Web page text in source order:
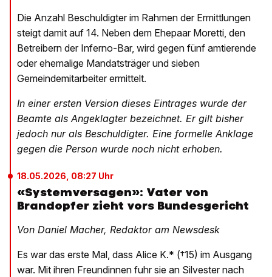
Die Anzahl Beschuldigter im Rahmen der Ermittlungen
steigt damit auf 14. Neben dem Ehepaar Moretti, den
Betreibern der Inferno-Bar, wird gegen fünf amtierende
oder ehemalige Mandatsträger und sieben
Gemeindemitarbeiter ermittelt.
In einer ersten Version dieses Eintrages wurde der
Beamte als Angeklagter bezeichnet. Er gilt bisher
jedoch nur als Beschuldigter. Eine formelle Anklage
gegen die Person wurde noch nicht erhoben.
18.05.2026, 08:27 Uhr
«Systemversagen»: Vater von
Brandopfer zieht vors Bundesgericht
Von Daniel Macher, Redaktor am Newsdesk
Es war das erste Mal, dass Alice K.* (†15) im Ausgang
war. Mit ihren Freundinnen fuhr sie an Silvester nach